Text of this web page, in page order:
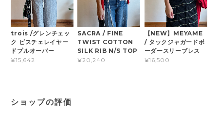
trois /グレンチェッ
ク ビスチェレイヤー
ドプルオーバー
¥15,642
SACRA / FINE
TWIST COTTON
SILK RIB N/S TOP
¥20,240
【NEW】MEYAME
/ タックジャガードボ
ーダースリーブレス
¥16,500
ショップの評価